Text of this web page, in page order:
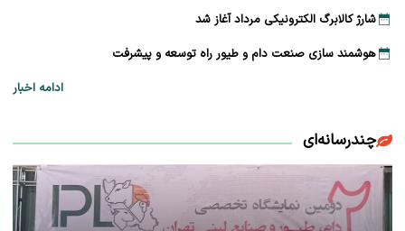
شارژ کالابرگ الکترونیکی مرداد آغاز شد
هوشمند سازی صنعت دام و طیور راه توسعه و پیشرفت
ادامه اخبار
چندرسانه‌ای